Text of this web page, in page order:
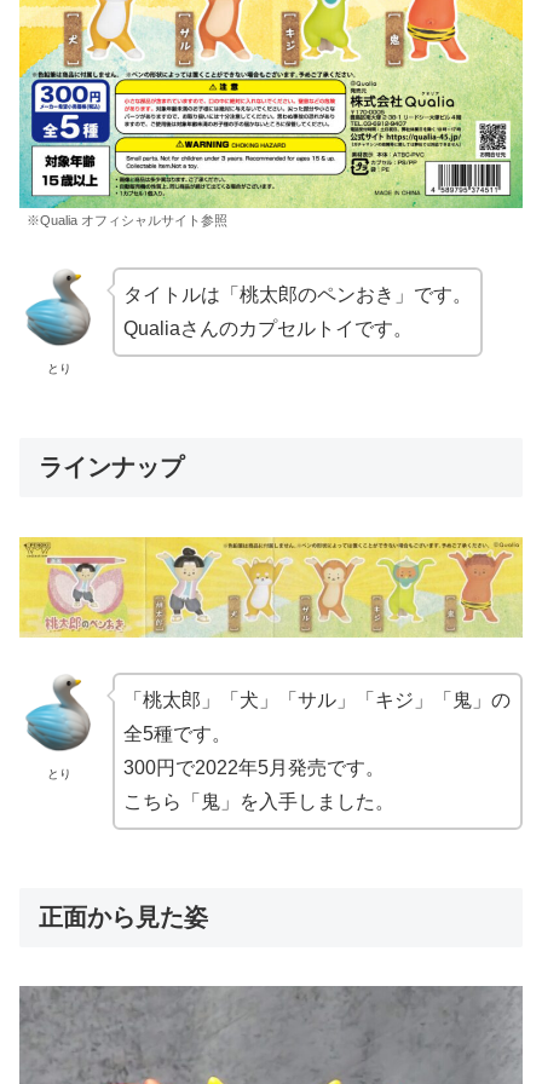
※Qualia オフィシャルサイト参照
とり
タイトルは「桃太郎のペンおき」です。
Qualiaさんのカプセルトイです。
ラインナップ
とり
「桃太郎」「犬」「サル」「キジ」「鬼」の
全5種です。
300円で2022年5月発売です。
こちら「鬼」を入手しました。
正面から見た姿